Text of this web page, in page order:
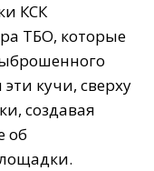
КСК
ТБО, которые
кучи, сверху
создавая
об